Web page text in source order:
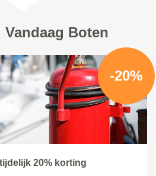
Boten
-20%
20% korting